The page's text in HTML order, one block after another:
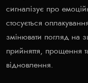
сигналізує про
стосується
змінювати погляд на
прийняття, прощення
відновлення.